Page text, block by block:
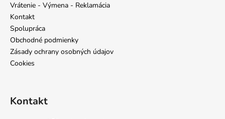
Vrátenie - Výmena - Reklamácia
Kontakt
Spolupráca
Obchodné podmienky
Zásady ochrany osobných údajov
Cookies
Kontakt